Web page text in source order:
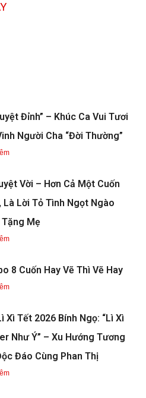
Đỉnh” – Khúc Ca Vui Tươi
Người Cha “Đời Thường”
Vời – Hơn Cả Một Cuốn
Là Lời Tỏ Tình Ngọt Ngào
Tặng Mẹ
8 Cuốn Hay Vẽ Thì Vẽ Hay
Xì Tết 2026 Bính Ngọ: “Lì Xì
Như Ý” – Xu Hướng Tương
Đáo Cùng Phan Thị